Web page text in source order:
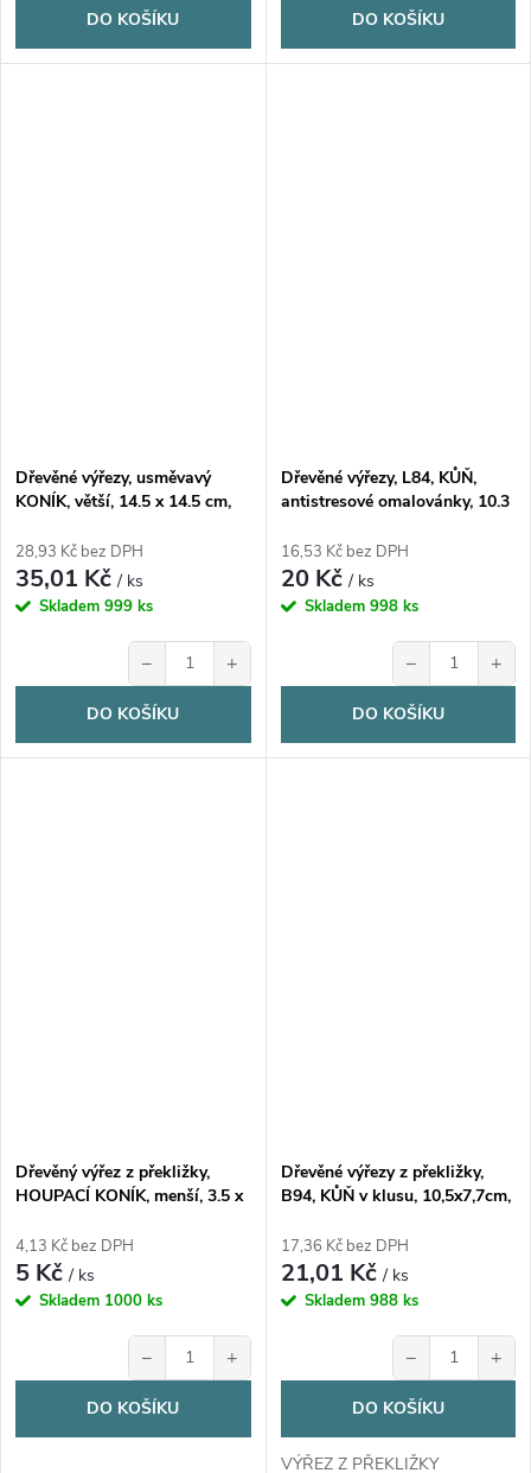
DO KOŠÍKU DO KOŠÍKU
Dřevěné výřezy, usměvavý
KONÍK, větší, 14.5 x 14.5 cm,
28,93 Kč bez DPH
35,01 Kč/ ks
Skladem 999 ks
− +
DO KOŠÍKU
Dřevěné výřezy, L84, KŮŇ,
antistresové omalovánky, 10.3
16,53 Kč bez DPH
20 Kč/ ks
Skladem 998 ks
− +
DO KOŠÍKU
Dřevěný výřez z překližky,
HOUPACÍ KONÍK, menší, 3.5 x
4,13 Kč bez DPH
5 Kč/ ks
Skladem 1000 ks
− +
DO KOŠÍKU
Dřevěné výřezy z překližky,
B94, KŮŇ v klusu, 10,5x7,7cm,
17,36 Kč bez DPH
21,01 Kč/ ks
Skladem 988 ks
− +
DO KOŠÍKU
VÝŘEZ Z PŘEKLIŽKY